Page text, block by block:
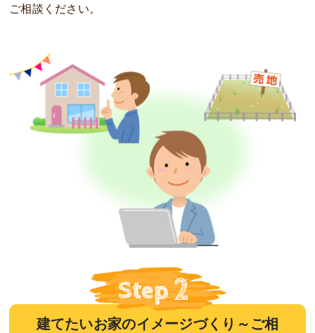
ご相談ください。
建てたいお家のイメージづくり～ご相